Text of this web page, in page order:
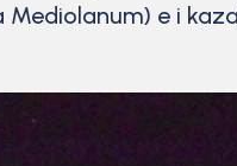
Mediolanum) e i